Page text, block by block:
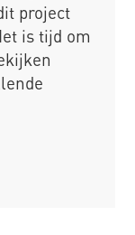
project
is tijd om